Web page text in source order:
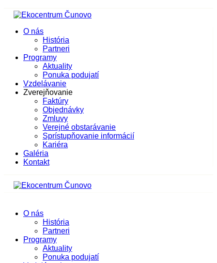
O nás
História
Partneri
Programy
Aktuality
Ponuka podujatí
Vzdelávanie
Zverejňovanie
Faktúry
Objednávky
Zmluvy
Verejné obstarávanie
Sprístupňovanie informácií
Kariéra
Galéria
Kontakt
O nás
História
Partneri
Programy
Aktuality
Ponuka podujatí